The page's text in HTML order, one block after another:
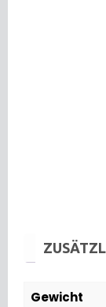
Gewicht